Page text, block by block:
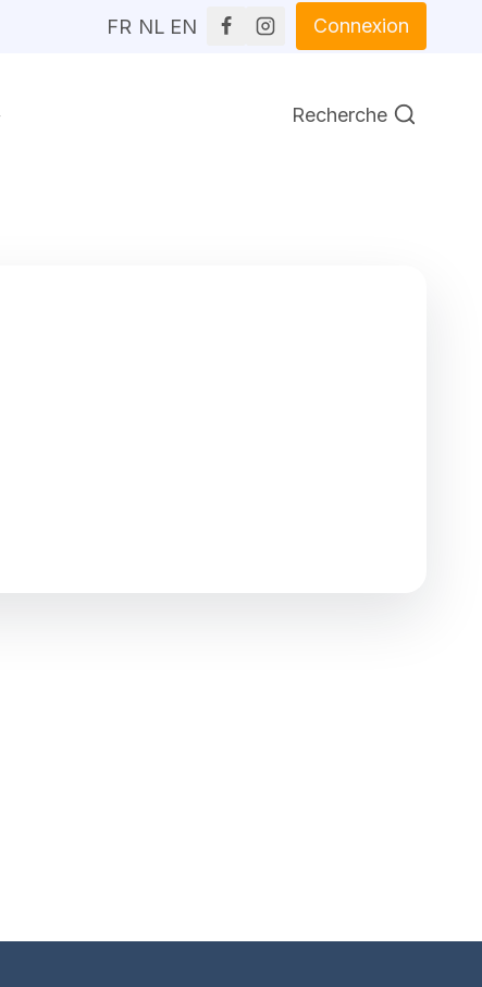
FR NL EN Connexion
Recherche